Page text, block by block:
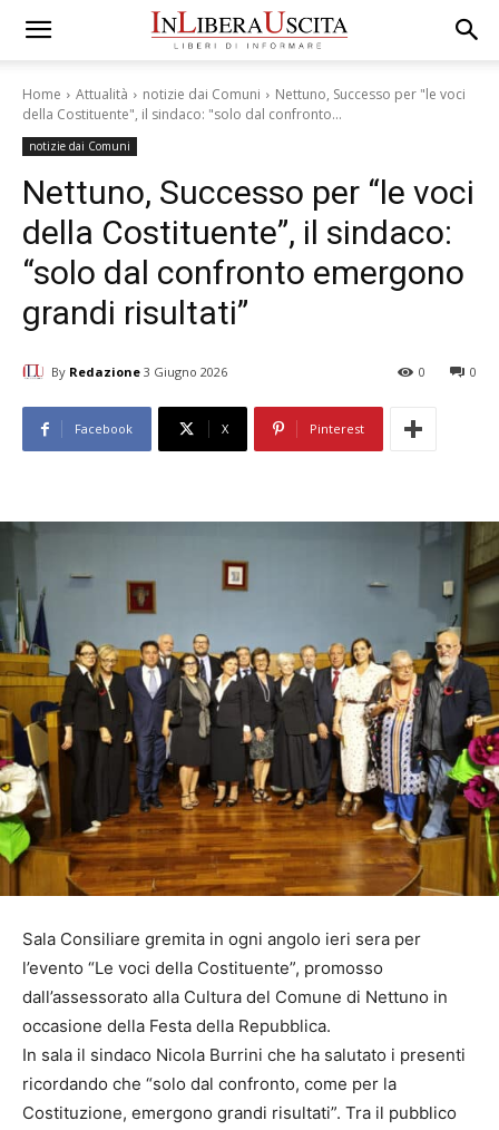
Home Attualità notizie dai Comuni
Nettuno, Successo per "le voci
della Costituente", il sindaco: "solo dal confronto...
notizie dai Comuni
Nettuno, Successo per “le voci
della Costituente”, il sindaco:
“solo dal confronto emergono
grandi risultati”
By Redazione 3 Giugno 2026 0
0
Facebook X Pinterest
Sala Consiliare gremita in ogni angolo ieri sera per
l’evento “Le voci della Costituente”, promosso
dall’assessorato alla Cultura del Comune di Nettuno in
occasione della Festa della Repubblica.
In sala il sindaco Nicola Burrini che ha salutato i presenti
ricordando che “solo dal confronto, come per la
Costituzione, emergono grandi risultati”. Tra il pubblico